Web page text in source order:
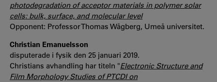
photodegradation of acceptor materials in polymer solar
cells: bulk, surface, and molecular level
Opponent: Professor Thomas Wågberg, Umeå universitet.
Christian Emanuelsson
disputerade i fysik den 25 januari 2019.
Christians avhandling har titeln "Electronic Structure and
Film Morphology Studies of PTCDI on